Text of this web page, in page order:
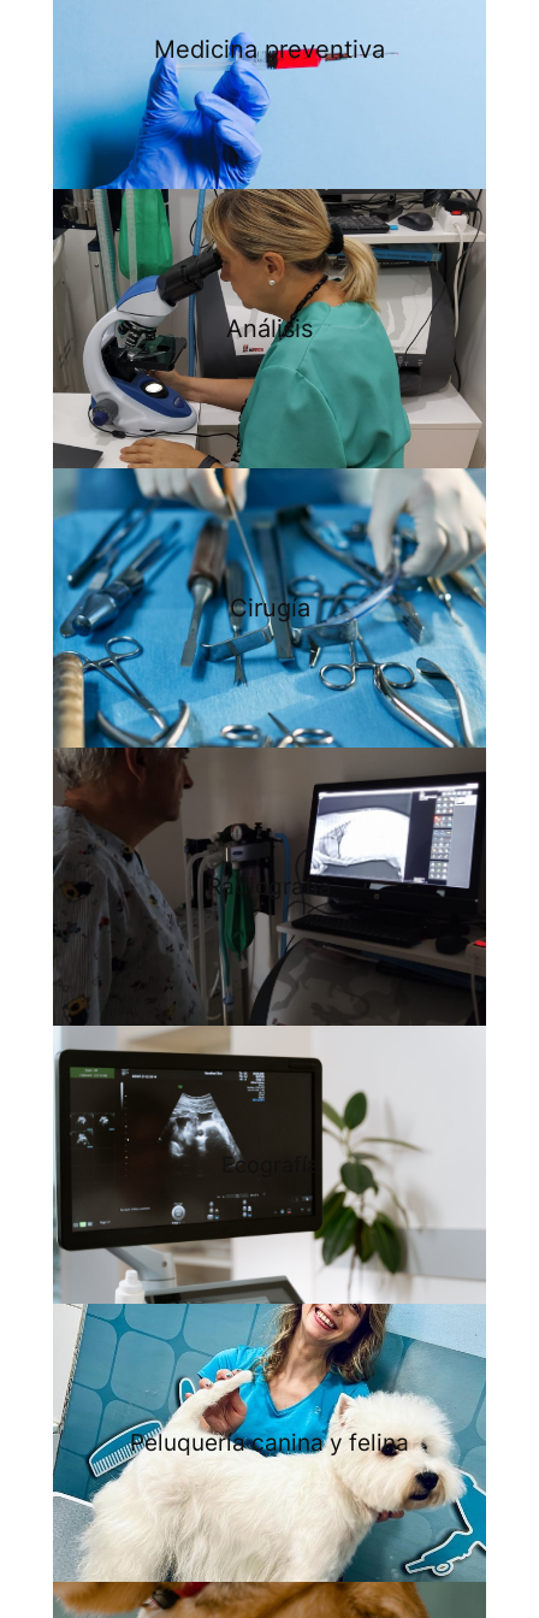
Medicina preventiva
Análisis
Cirugía
Radiografía
Ecografía
Peluquería canina y felina